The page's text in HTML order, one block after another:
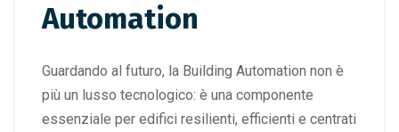
Automation
Guardando al futuro, la Building Automation non è
più un lusso tecnologico: è una componente
essenziale per edifici resilienti, efficienti e centrati